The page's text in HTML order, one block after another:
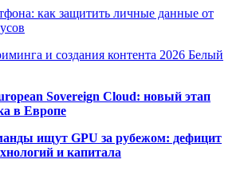
как защитить личные данные от
и создания контента 2026 Белый
Sovereign Cloud: новый этап
в Европе
ищут GPU за рубежом: дефицит
и капитала